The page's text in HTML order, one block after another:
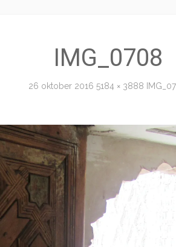
IMG_0708
26 oktober 2016 5184 × 3888